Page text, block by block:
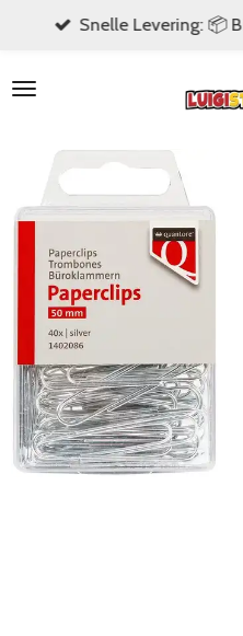
naar
hoofdinhoud
Snelle Levering: 📦